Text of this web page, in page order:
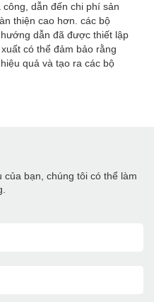
dẫn đến chi phí sản
thiện cao hơn. các bộ
dẫn đã được thiết lập
có thể đảm bảo rằng
quả và tạo ra các bộ
bạn, chúng tôi có thể làm